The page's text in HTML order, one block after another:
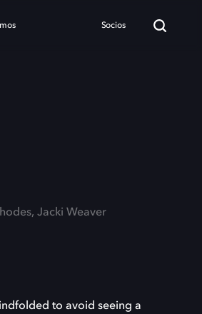
Socios
Jacki Weaver
to avoid seeing a